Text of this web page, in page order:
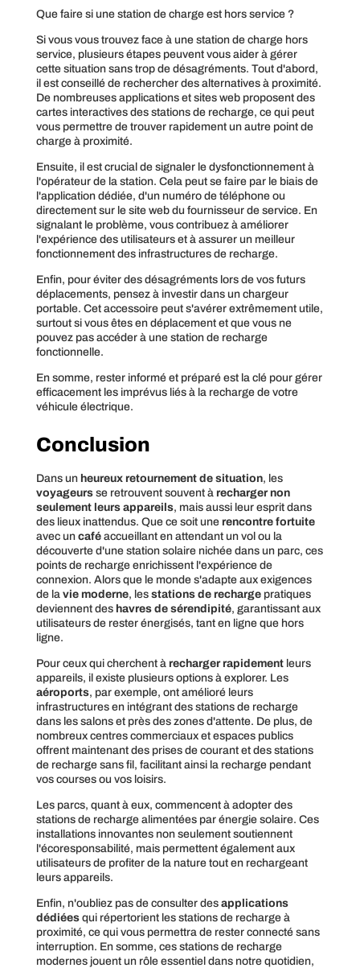
Que faire si une station de charge est hors service ?
Si vous vous trouvez face à une station de charge hors
service, plusieurs étapes peuvent vous aider à gérer
cette situation sans trop de désagréments. Tout d'abord,
il est conseillé de rechercher des alternatives à proximité.
De nombreuses applications et sites web proposent des
cartes interactives des stations de recharge, ce qui peut
vous permettre de trouver rapidement un autre point de
charge à proximité.
Ensuite, il est crucial de signaler le dysfonctionnement à
l'opérateur de la station. Cela peut se faire par le biais de
l'application dédiée, d'un numéro de téléphone ou
directement sur le site web du fournisseur de service. En
signalant le problème, vous contribuez à améliorer
l'expérience des utilisateurs et à assurer un meilleur
fonctionnement des infrastructures de recharge.
Enfin, pour éviter des désagréments lors de vos futurs
déplacements, pensez à investir dans un chargeur
portable. Cet accessoire peut s'avérer extrêmement utile,
surtout si vous êtes en déplacement et que vous ne
pouvez pas accéder à une station de recharge
fonctionnelle.
En somme, rester informé et préparé est la clé pour gérer
efficacement les imprévus liés à la recharge de votre
véhicule électrique.
Conclusion
Dans un heureux retournement de situation, les
voyageursse retrouvent souvent à recharger non
seulement leurs appareils, mais aussi leur esprit dans
des lieux inattendus. Que ce soit une rencontre fortuite
avec un caféaccueillant en attendant un vol ou la
découverte d'une station solaire nichée dans un parc, ces
points de recharge enrichissent l'expérience de
connexion. Alors que le monde s'adapte aux exigences
de la vie moderne, les stations de rechargepratiques
deviennent des havres de sérendipité, garantissant aux
utilisateurs de rester énergisés, tant en ligne que hors
ligne.
Pour ceux qui cherchent à recharger rapidementleurs
appareils, il existe plusieurs options à explorer. Les
aéroports, par exemple, ont amélioré leurs
infrastructures en intégrant des stations de recharge
dans les salons et près des zones d'attente. De plus, de
nombreux centres commerciaux et espaces publics
offrent maintenant des prises de courant et des stations
de recharge sans fil, facilitant ainsi la recharge pendant
vos courses ou vos loisirs.
Les parcs, quant à eux, commencent à adopter des
stations de recharge alimentées par énergie solaire. Ces
installations innovantes non seulement soutiennent
l'écoresponsabilité, mais permettent également aux
utilisateurs de profiter de la nature tout en rechargeant
leurs appareils.
Enfin, n'oubliez pas de consulter des applications
dédiéesqui répertorient les stations de recharge à
proximité, ce qui vous permettra de rester connecté sans
interruption. En somme, ces stations de recharge
modernes jouent un rôle essentiel dans notre quotidien,